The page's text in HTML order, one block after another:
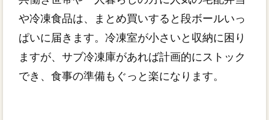
や冷凍食品は、まとめ買いすると段ボールいっ
ぱいに届きます。冷凍室が小さいと収納に困り
ますが、サブ冷凍庫があれば計画的にストック
でき、食事の準備もぐっと楽になります。